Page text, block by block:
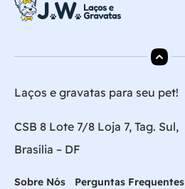
Laços e gravatas para seu pet!
CSB 8 Lote 7/8 Loja 7, Tag. Sul,
Brasília – DF
Sobre Nós Perguntas Frequentes